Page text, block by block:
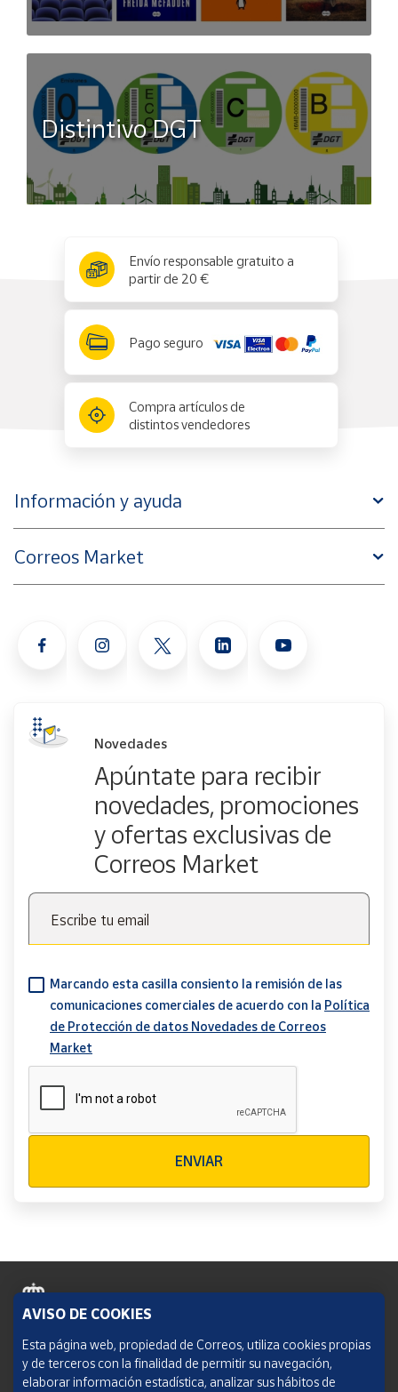
Distintivo DGT
Envío responsable gratuito a
partir de 20 €
Pago seguro
Compra artículos de
distintos vendedores
Información y ayuda
Correos Market
Novedades
Apúntate para recibir
novedades, promociones
y ofertas exclusivas de
Correos Market
Escribe tu email
Marcando esta casilla consiento la remisión de las
comunicaciones comerciales de acuerdo con la Política
de Protección de datos Novedades de Correos
Market
ENVIAR
Política de cookies
Aviso legal
AVISO DE COOKIES
Esta página web, propiedad de Correos, utiliza cookies propias
y de terceros con la finalidad de permitir su navegación,
elaborar información estadística, analizar sus hábitos de